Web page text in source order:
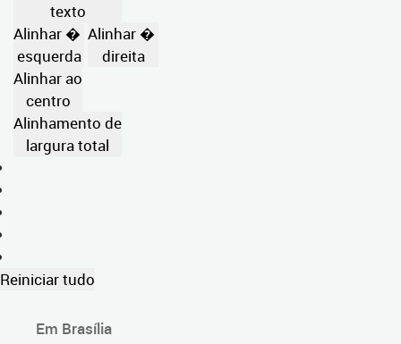
texto
Alinhar �
esquerda
Alinhar �
direita
Alinhar ao
centro
Alinhamento de
largura total
Reiniciar tudo
Em Brasília